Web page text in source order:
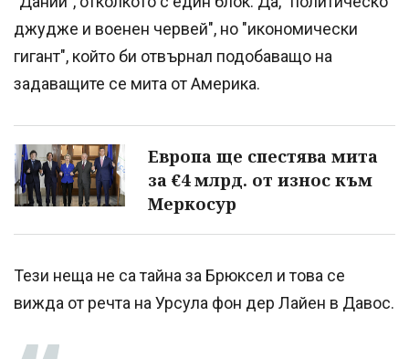
джудже и военен червей", но "икономически
гигант", който би отвърнал подобаващо на
задаващите се мита от Америка.
Европа ще спестява мита
за €4 млрд. от износ към
Меркосур
Тези неща не са тайна за Брюксел и това се
вижда от речта на Урсула фон дер Лайен в Давос.